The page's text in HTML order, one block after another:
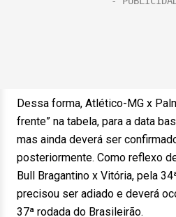
Dessa forma, Atlético-MG x
frente” na tabela, para a data
mas ainda deverá ser
posteriormente. Como reflexo
Bull Bragantino x Vitória, pela
precisou ser adiado e deverá
37ª rodada do Brasileirão.